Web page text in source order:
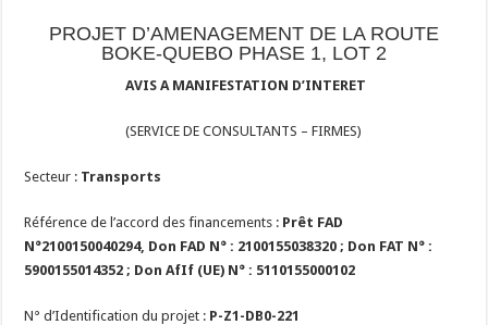
PROJET D’AMENAGEMENT DE LA ROUTE
BOKE-QUEBO PHASE 1, LOT 2
AVIS A MANIFESTATION D’INTERET
(SERVICE DE CONSULTANTS – FIRMES)
Secteur : Transports
Référence de l’accord des financements : Prêt FAD
N°2100150040294, Don FAD N° : 2100155038320 ; Don FAT N° :
5900155014352 ; Don AfIf (UE) N° : 5110155000102
N° d’Identification du projet : P-Z1-DB0-221